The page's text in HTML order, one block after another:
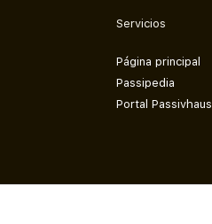
Servicios
Página principal
Passipedia
Portal Passivhaus